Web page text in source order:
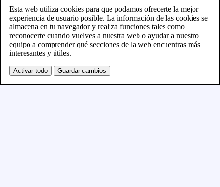
Próximamente
Se está creando el nuevo sitio WordPress y se
publicará en breve
Esta web utiliza cookies para que podamos ofrecerte la mejor
experiencia de usuario posible. La información de las cookies se
almacena en tu navegador y realiza funciones tales como
reconocerte cuando vuelves a nuestra web o ayudar a nuestro
equipo a comprender qué secciones de la web encuentras más
interesantes y útiles.
Activar todo Guardar cambios